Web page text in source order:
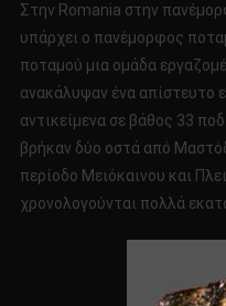
Στην Romania στην
υπάρχει ο πανέμορφος
ποταμού μια ομάδα
ανακάλυψαν ένα απίστευτο
αντικείμενα σε βάθος 33
βρήκαν δύο οστά από
περίοδο Μειόκαινου και
χρονολογούνται πολλά